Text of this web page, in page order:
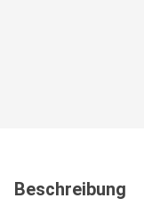
Beschreibung